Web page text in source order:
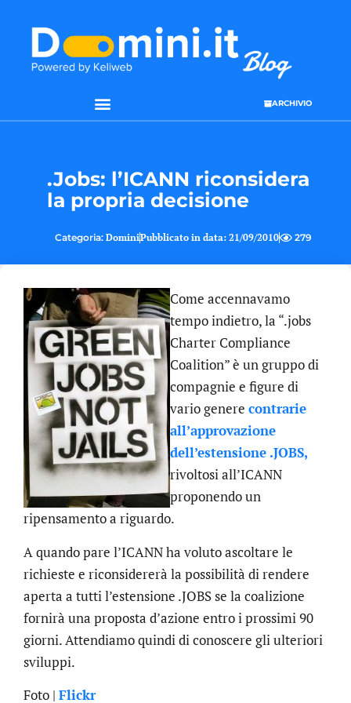
ARCHIVIO
.Jobs: l’ICANN riconsidera
la propria decisione
Categoria: DominiPubblicato in data: 21/09/2010 279
Come accennavamo
tempo indietro, la “.jobs
Charter Compliance
Coalition” è un gruppo di
compagnie e figure di
vario genere contrarie
all’approvazione
dell’estensione .JOBS,
rivoltosi all’ICANN
proponendo un
ripensamento a riguardo.
A quando pare l’ICANN ha voluto ascoltare le
richieste e riconsidererà la possibilità di rendere
aperta a tutti l’estensione .JOBS se la coalizione
fornirà una proposta d’azione entro i prossimi 90
giorni. Attendiamo quindi di conoscere gli ulteriori
sviluppi.
Foto | Flickr